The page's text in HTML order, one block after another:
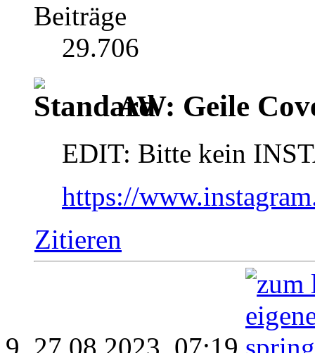
Beiträge
29.706
AW: Geile
EDIT: Bitte kein
https://
Zitieren
27.08.2023, 07:19